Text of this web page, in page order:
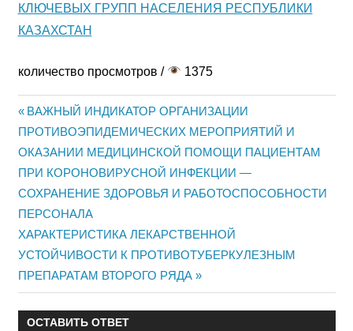
КЛЮЧЕВЫХ ГРУПП НАСЕЛЕНИЯ РЕСПУБЛИКИ
КАЗАХСТАН
количество просмотров / 1375
Навигация
по
записям
Предыдущая
запись:
ВАЖНЫЙ ИНДИКАТОР ОРГАНИЗАЦИИ
ПРОТИВОЭПИДЕМИЧЕСКИХ МЕРОПРИЯТИЙ И
ОКАЗАНИИ МЕДИЦИНСКОЙ ПОМОЩИ ПАЦИЕНТАМ
ПРИ КОРОНОВИРУСНОЙ ИНФЕКЦИИ —
СОХРАНЕНИЕ ЗДОРОВЬЯ И РАБОТОСПОСОБНОСТИ
ПЕРСОНАЛА
Следующая
запись:
ХАРАКТЕРИСТИКА ЛЕКАРСТВЕННОЙ
УСТОЙЧИВОСТИ К ПРОТИВОТУБЕРКУЛЕЗНЫМ
ПРЕПАРАТАМ ВТОРОГО РЯДА
ОСТАВИТЬ ОТВЕТ